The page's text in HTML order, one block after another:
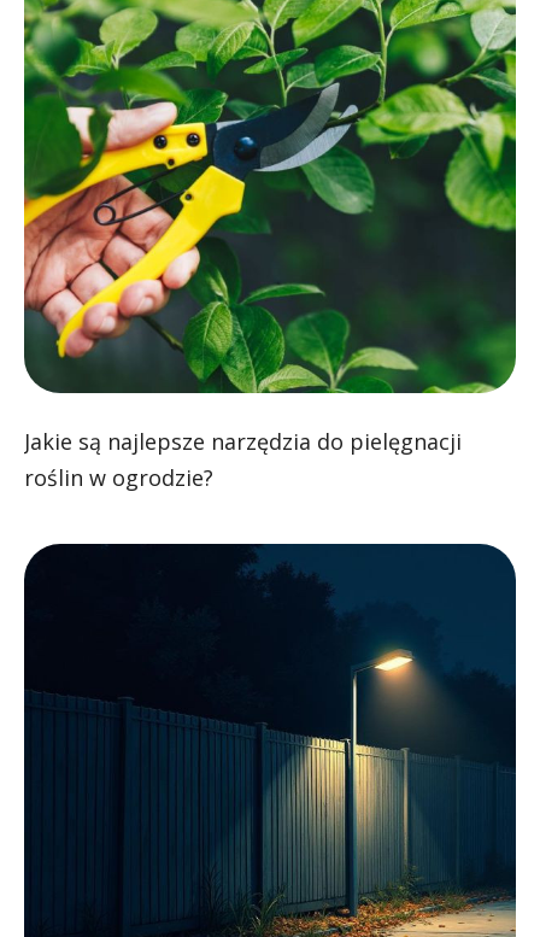
Jakie są najlepsze narzędzia do pielęgnacji
roślin w ogrodzie?